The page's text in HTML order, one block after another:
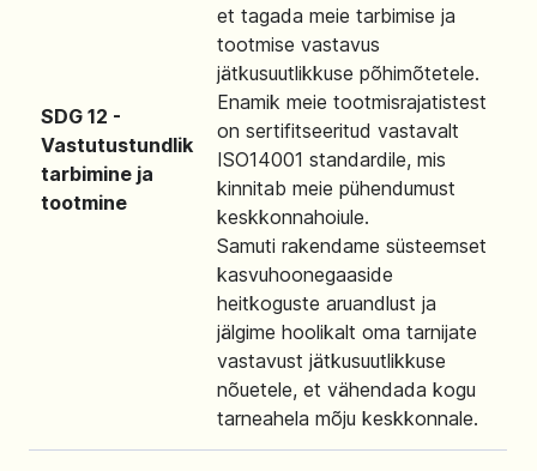
SDG 12 -
Vastutustundlik
tarbimine ja
tootmine
et tagada meie tarbimise ja
tootmise vastavus
jätkusuutlikkuse põhimõtetele.
Enamik meie tootmisrajatistest
on sertifitseeritud vastavalt
ISO14001 standardile, mis
kinnitab meie pühendumust
keskkonnahoiule.
Samuti rakendame süsteemset
kasvuhoonegaaside
heitkoguste aruandlust ja
jälgime hoolikalt oma tarnijate
vastavust jätkusuutlikkuse
nõuetele, et vähendada kogu
tarneahela mõju keskkonnale.